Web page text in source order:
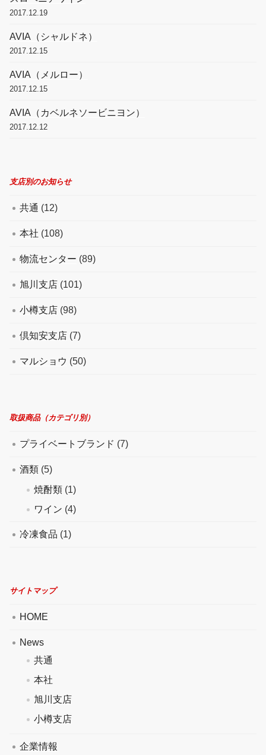
2017.12.19
AVIA（シャルドネ）
2017.12.15
AVIA（メルロー）
2017.12.15
AVIA（カベルネソービニヨン）
2017.12.12
支店別のお知らせ
共通 (12)
本社 (108)
物流センター (89)
旭川支店 (101)
小樽支店 (98)
倶知安支店 (7)
マルショウ (50)
取扱商品（カテゴリ別）
プライベートブランド (7)
酒類 (5)
焼酎類 (1)
ワイン (4)
冷凍食品 (1)
サイトマップ
HOME
News
共通
本社
旭川支店
小樽支店
企業情報